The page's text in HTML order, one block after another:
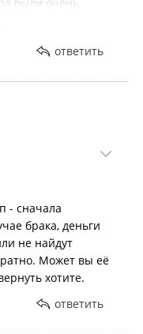
не
в дальнюю
законе не сильна
2 недели .
ответить
- сначала
брака, деньги
не найдут
Может вы её
хотите.
ответить